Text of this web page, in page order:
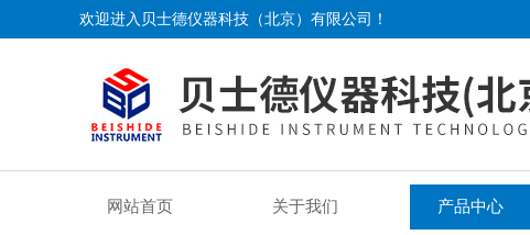
欢迎进入贝士德仪器科技（北京）有限公司！
网站首页 关于我们 产品中心